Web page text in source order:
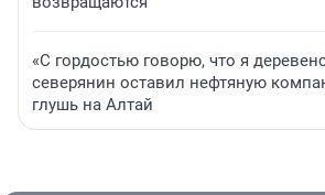
«С гордостью говорю, что я
северянин оставил нефтяную
глушь на Алтай